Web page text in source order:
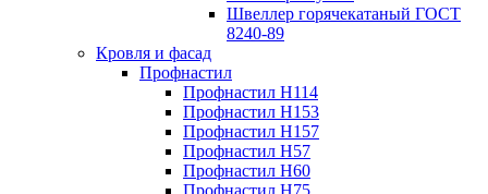
Швеллер горячекатаный ГОСТ
8240-89
Кровля и фасад
Профнастил
Профнастил Н114
Профнастил Н153
Профнастил Н157
Профнастил Н57
Профнастил Н60
Профнастил Н75